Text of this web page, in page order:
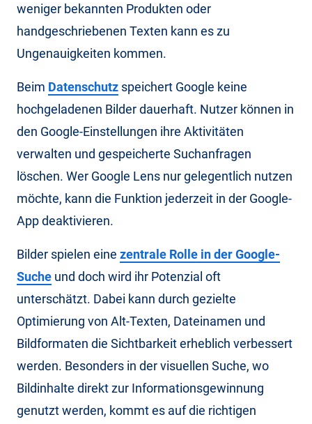
weniger bekannten Produkten oder
handgeschriebenen Texten kann es zu
Ungenauigkeiten kommen.
Beim Datenschutz speichert Google keine
hochgeladenen Bilder dauerhaft. Nutzer können in
den Google-Einstellungen ihre Aktivitäten
verwalten und gespeicherte Suchanfragen
löschen. Wer Google Lens nur gelegentlich nutzen
möchte, kann die Funktion jederzeit in der Google-
App deaktivieren.
Bilder spielen eine zentrale Rolle in der Google-
Suche und doch wird ihr Potenzial oft
unterschätzt. Dabei kann durch gezielte
Optimierung von Alt-Texten, Dateinamen und
Bildformaten die Sichtbarkeit erheblich verbessert
werden. Besonders in der visuellen Suche, wo
Bildinhalte direkt zur Informationsgewinnung
genutzt werden, kommt es auf die richtigen